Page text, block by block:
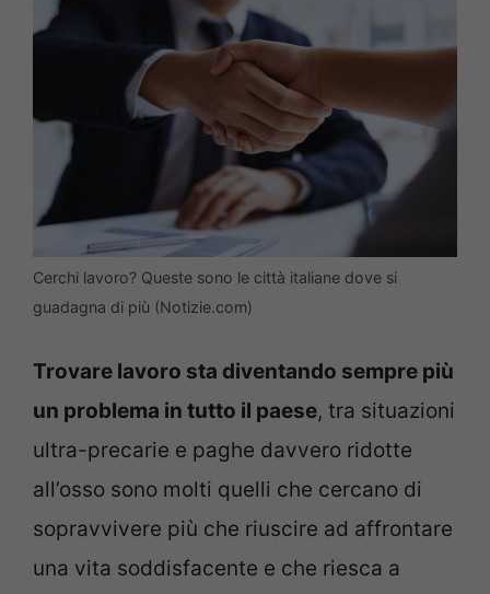
Cerchi lavoro? Queste sono le città italiane dove si
guadagna di più (Notizie.com)
Trovare lavoro sta diventando sempre più
un problema in tutto il paese, tra situazioni
ultra-precarie e paghe davvero ridotte
all’osso sono molti quelli che cercano di
sopravvivere più che riuscire ad affrontare
una vita soddisfacente e che riesca a